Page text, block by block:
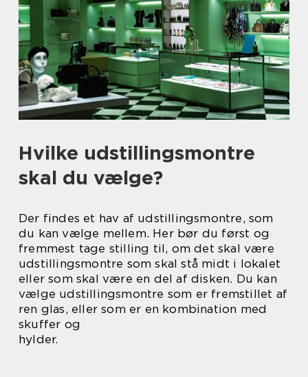
Hvilke udstillingsmontre
skal du vælge?
Der findes et hav af udstillingsmontre, som
du kan vælge mellem. Her bør du først og
fremmest tage stilling til, om det skal være
udstillingsmontre som skal stå midt i lokalet
eller som skal være en del af disken. Du kan
vælge udstillingsmontre som er fremstillet af
ren glas, eller som er en kombination med
skuffer og
hylder.